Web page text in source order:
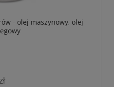
- olej maszynowy, olej